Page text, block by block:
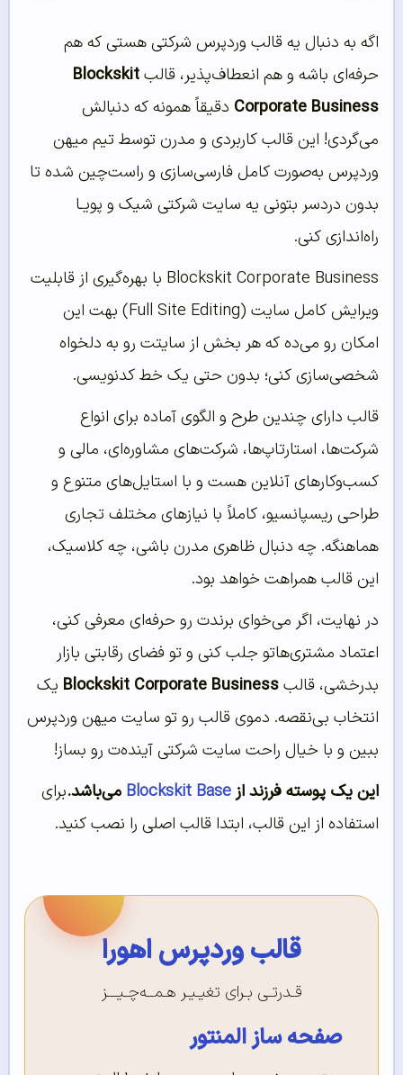
اگه به دنبال یه قالب وردپرس شرکتی هستی که هم
حرفه‌ای باشه و هم انعطاف‌پذیر، قالبBlockskit
Corporate Business دقیقاً همونه که دنبالش
می‌گردی! این قالب کاربردی و مدرن توسط تیم میهن
وردپرس به‌صورت کامل فارسی‌سازی و راست‌چین شده تا
بدون دردسر بتونی یه سایت شرکتی شیک و پویـا
راه‌اندازی کنی.
Blockskit Corporate Business با بهره‌گیری از قابلیت
ویرایش کامل سایت (Full Site Editing) بهت این
امکان رو می‌ده که هر بخش از سایتت رو به دلخواه
شخصی‌سازی کنی؛ بدون حتی یک خط کدنویسی.
قالب دارای چندین طرح و الگوی آماده برای انواع
شرکت‌ها، استارتاپ‌ها، شرکت‌های مشاوره‌ای، مالی و
کسب‌وکارهای آنلاین هست و با استایل‌های متنوع و
طراحی ریسپانسیو، کاملاً با نیازهای مختلف تجاری
هماهنگه. چه دنبال ظاهری مدرن باشی، چه کلاسیک،
این قالب همراهت خواهد بود.
در نهایت، اگر می‌خوای برندت رو حرفه‌ای معرفی کنی،
اعتماد مشتری‌هاتو جلب کنی و تو فضای رقابتی بازار
بدرخشی، قالبBlockskit Corporate Business یک
انتخاب بی‌نقصه. دموی قالب رو تو سایت میهن وردپرس
ببین و با خیال راحت سایت شرکتی آینده‌ت رو بساز!
این یک پوسته فرزند ازBlockskit Base می‌باشد.برای
استفاده از این قالب، ابتدا قالب اصلی را نصب کنید.
قالب وردپرس اهورا
قـدرتـی بـرای تغیـیـر هـمــه‌چـیـــز
صفحه ساز المنتور